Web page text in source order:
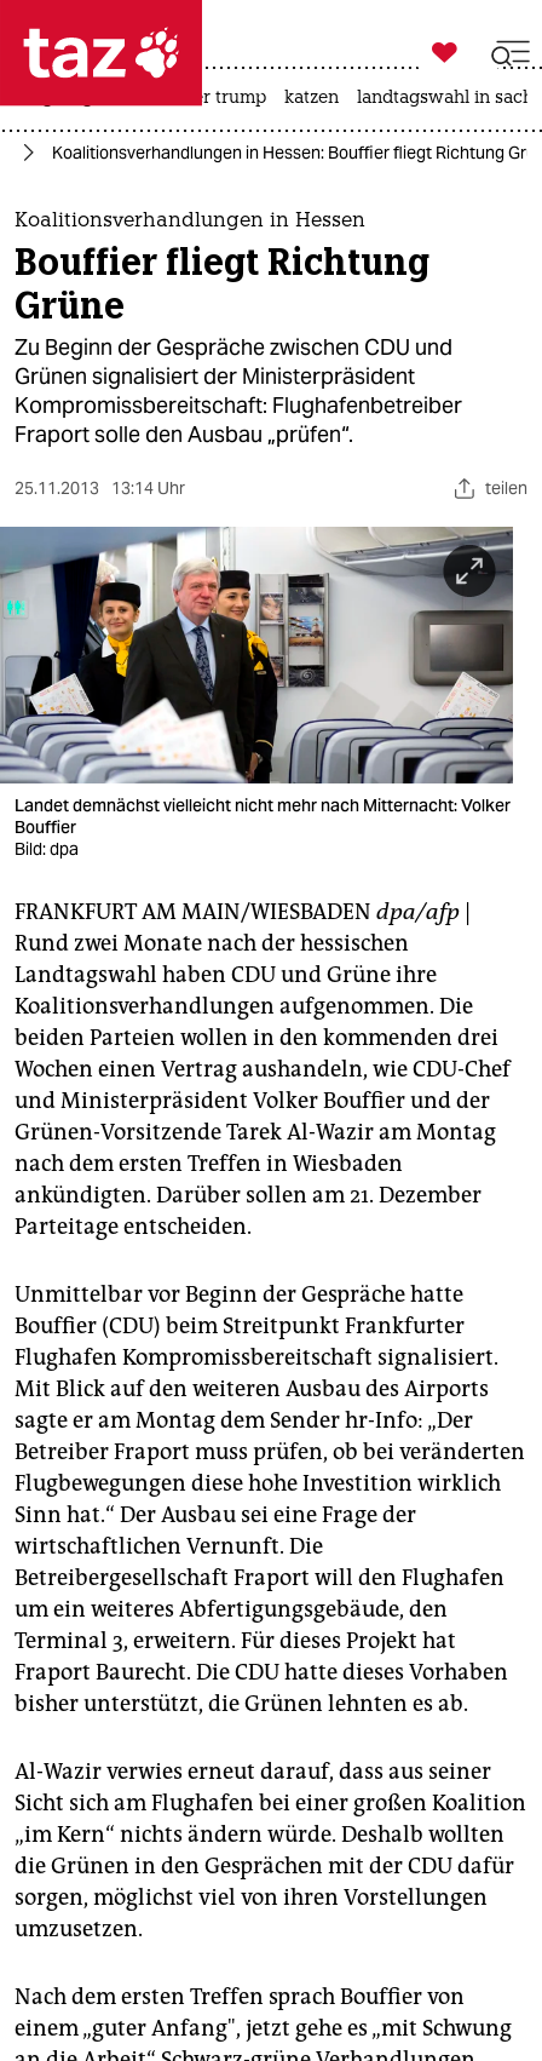
 taz zahl ich
taz zahl ich
themen
politik
öko
gesellschaft
kultur
sport
berlin
nord
wahrheit
verlag
verlag
veranstaltungen
shop
fragen & hilfe
unterstützen
abo
genossenschaft
epaper login

taz zahl ich
usa unter trump katzen landtagswahl in
Koalitionsverhandlungen in Hessen: Bouffier fliegt Richtung
Koalitionsverhandlungen in Hessen
Bouffier fliegt Richtung
Grüne
Zu Beginn der Gespräche zwischen CDU und
Grünen signalisiert der Ministerpräsident
Kompromissbereitschaft: Flughafenbetreiber
Fraport solle den Ausbau „prüfen“.
25.11.2013 13:14 Uhr teilen
Landet demnächst vielleicht nicht mehr nach Mitternacht: Volker
Bouffier
Bild: dpa
FRANKFURT AM MAIN/WIESBADEN dpa/afp
Rund zwei Monate nach der hessischen
Landtagswahl haben CDU und Grüne ihre
Koalitionsverhandlungen aufgenommen. Die
beiden Parteien wollen in den kommenden drei
Wochen einen Vertrag aushandeln, wie CDU-Chef
und Ministerpräsident Volker Bouffier und der
Grünen-Vorsitzende Tarek Al-Wazir am Montag
nach dem ersten Treffen in Wiesbaden
ankündigten. Darüber sollen am 21. Dezember
Parteitage entscheiden.
Unmittelbar vor Beginn der Gespräche hatte
Bouffier (CDU) beim Streitpunkt Frankfurter
Flughafen Kompromissbereitschaft signalisiert.
Mit Blick auf den weiteren Ausbau des Airports
sagte er am Montag dem Sender hr-Info: „Der
Betreiber Fraport muss prüfen, ob bei veränderten
Flugbewegungen diese hohe Investition wirklich
Sinn hat.“ Der Ausbau sei eine Frage der
wirtschaftlichen Vernunft. Die
Betreibergesellschaft Fraport will den Flughafen
um ein weiteres Abfertigungsgebäude, den
Terminal 3, erweitern. Für dieses Projekt hat
Fraport Baurecht. Die CDU hatte dieses Vorhaben
bisher unterstützt, die Grünen lehnten es ab.
Al-Wazir verwies erneut darauf, dass aus seiner
Sicht sich am Flughafen bei einer großen Koalition
„im Kern“ nichts ändern würde. Deshalb wollten
die Grünen in den Gesprächen mit der CDU dafür
sorgen, möglichst viel von ihren Vorstellungen
umzusetzen.
Nach dem ersten Treffen sprach Bouffier von
einem „guter Anfang", jetzt gehe es „mit Schwung